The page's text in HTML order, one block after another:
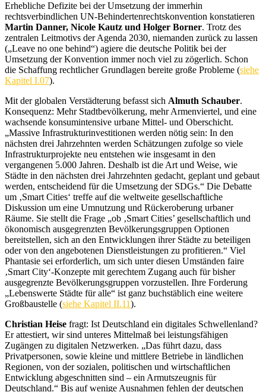
Erhebliche Defizite bei der Umsetzung der immerhin
rechtsverbindlichen UN-Behindertenrechtskonvention konstatieren
Martin Danner, Nicole Kautz und Holger Borner. Trotz des
zentralen Leitmotivs der Agenda 2030, niemanden zurück zu lassen
(„Leave no one behind“) agiere die deutsche Politik bei der
Umsetzung der Konvention immer noch viel zu zögerlich. Schon
die Schaffung rechtlicher Grundlagen bereite große Probleme (siehe
Kapitel I.07).
Mit der globalen Verstädterung befasst sich Almuth Schauber.
Konsequenz: Mehr Stadtbevölkerung, mehr Armenviertel, und eine
wachsende konsumintensive urbane Mittel- und Oberschicht.
„Massive Infrastrukturinvestitionen werden nötig sein: In den
nächsten drei Jahrzehnten werden Schätzungen zufolge so viele
Infrastrukturprojekte neu entstehen wie insgesamt in den
vergangenen 5.000 Jahren. Deshalb ist die Art und Weise, wie
Städte in den nächsten drei Jahrzehnten gedacht, geplant und gebaut
werden, entscheidend für die Umsetzung der SDGs.“ Die Debatte
um ‚Smart Cities‘ treffe auf die weltweite gesellschaftliche
Diskussion um eine Umnutzung und Rückeroberung urbaner
Räume. Sie stellt die Frage „ob ‚Smart Cities’ gesellschaftlich und
ökonomisch ausgegrenzten Bevölkerungsgruppen Optionen
bereitstellen, sich an den Entwicklungen ihrer Städte zu beteiligen
oder von den angebotenen Dienstleistungen zu profitieren.“ Viel
Phantasie sei erforderlich, um sich unter diesen Umständen faire
‚Smart City‘-Konzepte mit gerechtem Zugang auch für bisher
ausgegrenzte Bevölkerungsgruppen vorzustellen. Ihre Forderung
„Lebenswerte Städte für alle“ ist ganz buchstäblich eine weitere
Großbaustelle (siehe Kapitel II.11).
Christian Heise fragt: Ist Deutschland ein digitales Schwellenland?
Er attestiert, wir sind unteres Mittelmaß bei leistungsfähigen
Zugängen zu digitalen Netzwerken. „Das führt dazu, dass
Privatpersonen, sowie kleine und mittlere Betriebe in ländlichen
Regionen, von der sozialen, politischen und wirtschaftlichen
Entwicklung abgeschnitten sind – ein Armutszeugnis für
Deutschland.“ Bis auf wenige Ausnahmen fehlen der deutschen